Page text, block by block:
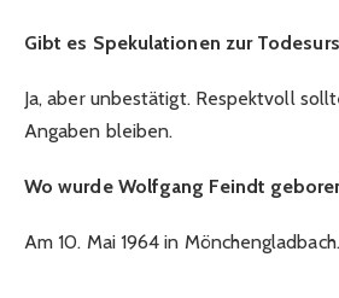
Gibt es Spekulationen zur
Ja, aber unbestätigt. Respektvoll
Angaben bleiben.
Wo wurde Wolfgang Feindt
Am 10. Mai 1964 in Mönchengladbach.